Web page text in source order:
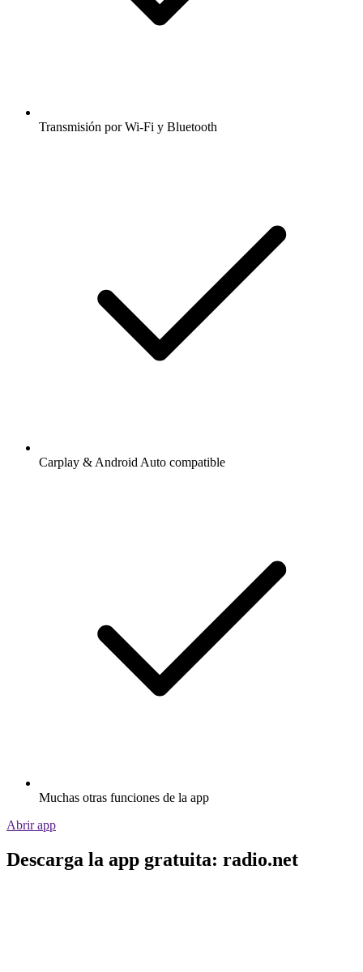
Transmisión por Wi-Fi y Bluetooth
Carplay & Android Auto compatible
Muchas otras funciones de la app
Abrir app
Descarga la app gratuita: radio.net